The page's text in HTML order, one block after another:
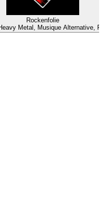
Rockenfolie
Metal, Musique Alternative,